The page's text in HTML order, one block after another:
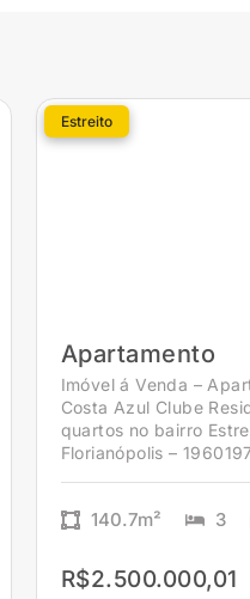
Estreito
Apartamento
Imóvel á Venda –
Costa Azul Clube
quartos no bairro
Florianópolis –
140.7m² 3
R$2.500.000,01